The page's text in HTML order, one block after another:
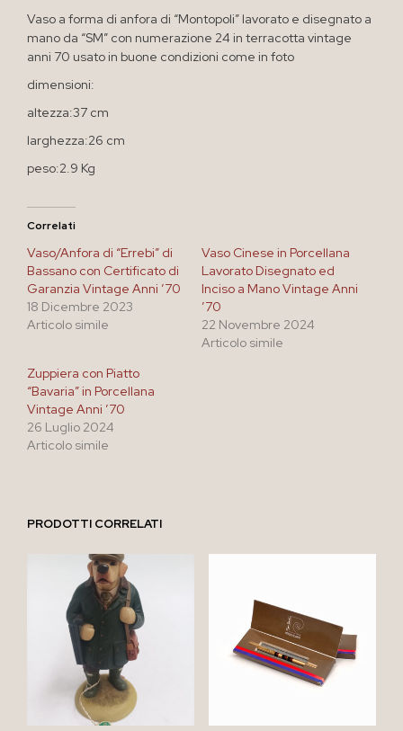
Vaso a forma di anfora di “Montopoli” lavorato e disegnato a
mano da “SM” con numerazione 24 in terracotta vintage
anni 70 usato in buone condizioni come in foto
dimensioni:
altezza:37 cm
larghezza:26 cm
peso:2.9 Kg
Correlati
Vaso/Anfora di “Errebi” di
Bassano con Certificato di
Garanzia Vintage Anni ’70
18 Dicembre 2023
Articolo simile
Vaso Cinese in Porcellana
Lavorato Disegnato ed
Inciso a Mano Vintage Anni
’70
22 Novembre 2024
Articolo simile
Zuppiera con Piatto
“Bavaria” in Porcellana
Vintage Anni ’70
26 Luglio 2024
Articolo simile
PRODOTTI CORRELATI